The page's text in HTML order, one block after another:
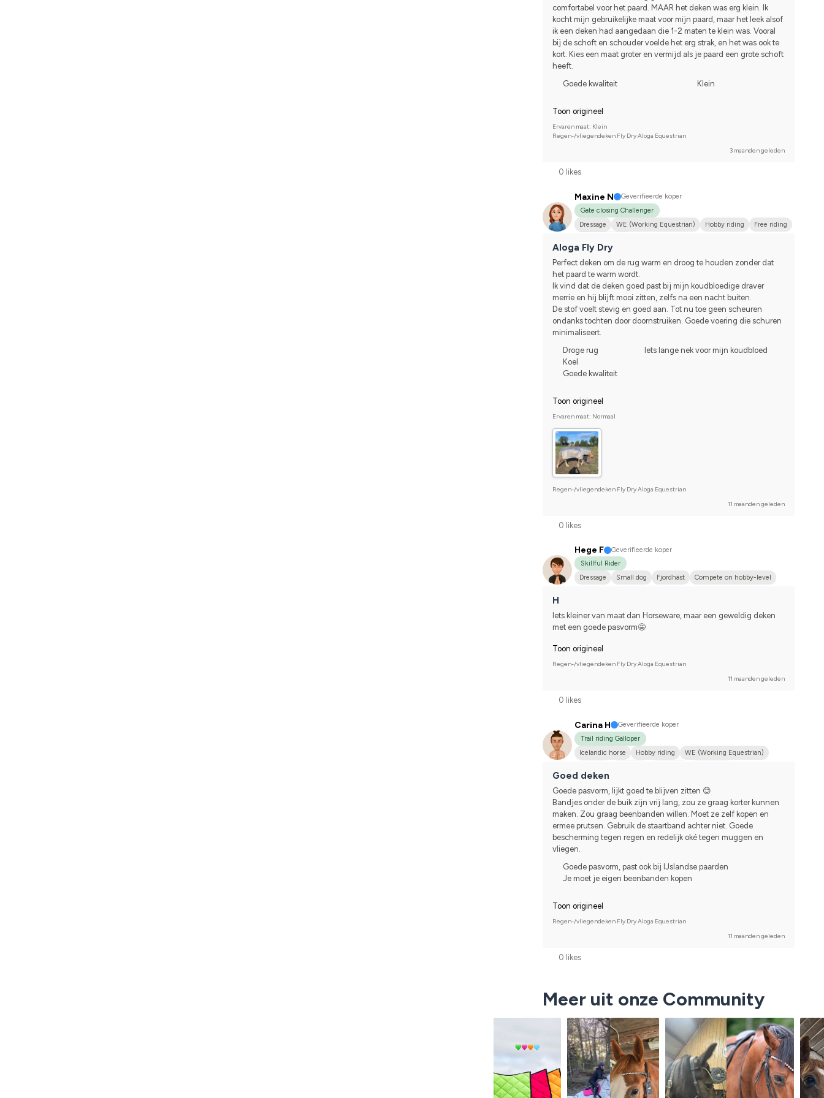
comfortabel voor het paard. MAAR het deken was erg klein. Ik
kocht mijn gebruikelijke maat voor mijn paard, maar het leek alsof
ik een deken had aangedaan die 1-2 maten te klein was. Vooral
bij de schoft en schouder voelde het erg strak, en het was ook te
kort. Kies een maat groter en vermijd als je paard een grote schoft
heeft.
Goede kwaliteit
Klein
Toon origineel
Ervaren maat: Klein
Regen-/vliegendeken Fly Dry Aloga Equestrian
3 maanden geleden
0 likes
Maxine N
Geverifieerde koper
Gate closing Challenger
Dressage
WE (Working Equestrian) Hobby riding
Free riding
Aloga Fly Dry
Perfect deken om de rug warm en droog te houden zonder dat
het paard te warm wordt.
Ik vind dat de deken goed past bij mijn koudbloedige draver
merrie en hij blijft mooi zitten, zelfs na een nacht buiten.
De stof voelt stevig en goed aan. Tot nu toe geen scheuren
ondanks tochten door doornstruiken. Goede voering die schuren
minimaliseert.
Droge rug
Koel
Goede kwaliteit
Iets lange nek voor mijn koudbloed
Toon origineel
Ervaren maat: Normaal
Regen-/vliegendeken Fly Dry Aloga Equestrian
11 maanden geleden
0 likes
Hege F
Geverifieerde koper
Skillful Rider
Dressage
Small dog Fjordhäst Compete on hobby-level
H
Iets kleiner van maat dan Horseware, maar een geweldig deken
met een goede pasvorm🤩
Toon origineel
Regen-/vliegendeken Fly Dry Aloga Equestrian
11 maanden geleden
0 likes
Carina H
Geverifieerde koper
Trail riding Galloper
Icelandic horse
Hobby riding
WE (Working Equestrian)
Goed deken
Goede pasvorm, lijkt goed te blijven zitten 😊
Bandjes onder de buik zijn vrij lang, zou ze graag korter kunnen
maken. Zou graag beenbanden willen. Moet ze zelf kopen en
ermee prutsen. Gebruik de staartband achter niet. Goede
bescherming tegen regen en redelijk oké tegen muggen en
vliegen.
Goede pasvorm, past ook bij IJslandse paarden
Je moet je eigen beenbanden kopen
Toon origineel
Regen-/vliegendeken Fly Dry Aloga Equestrian
11 maanden geleden
0 likes
Meer uit onze Community